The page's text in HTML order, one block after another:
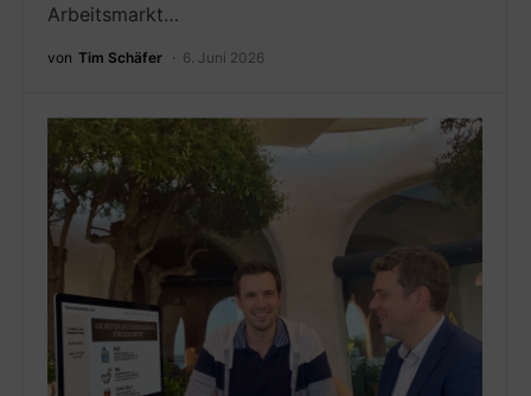
Arbeitsmarkt…
von Tim Schäfer 6. Juni 2026